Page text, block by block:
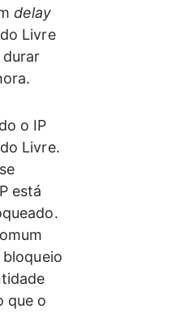
delay
Livre
durar
o IP
Livre.
está
que o